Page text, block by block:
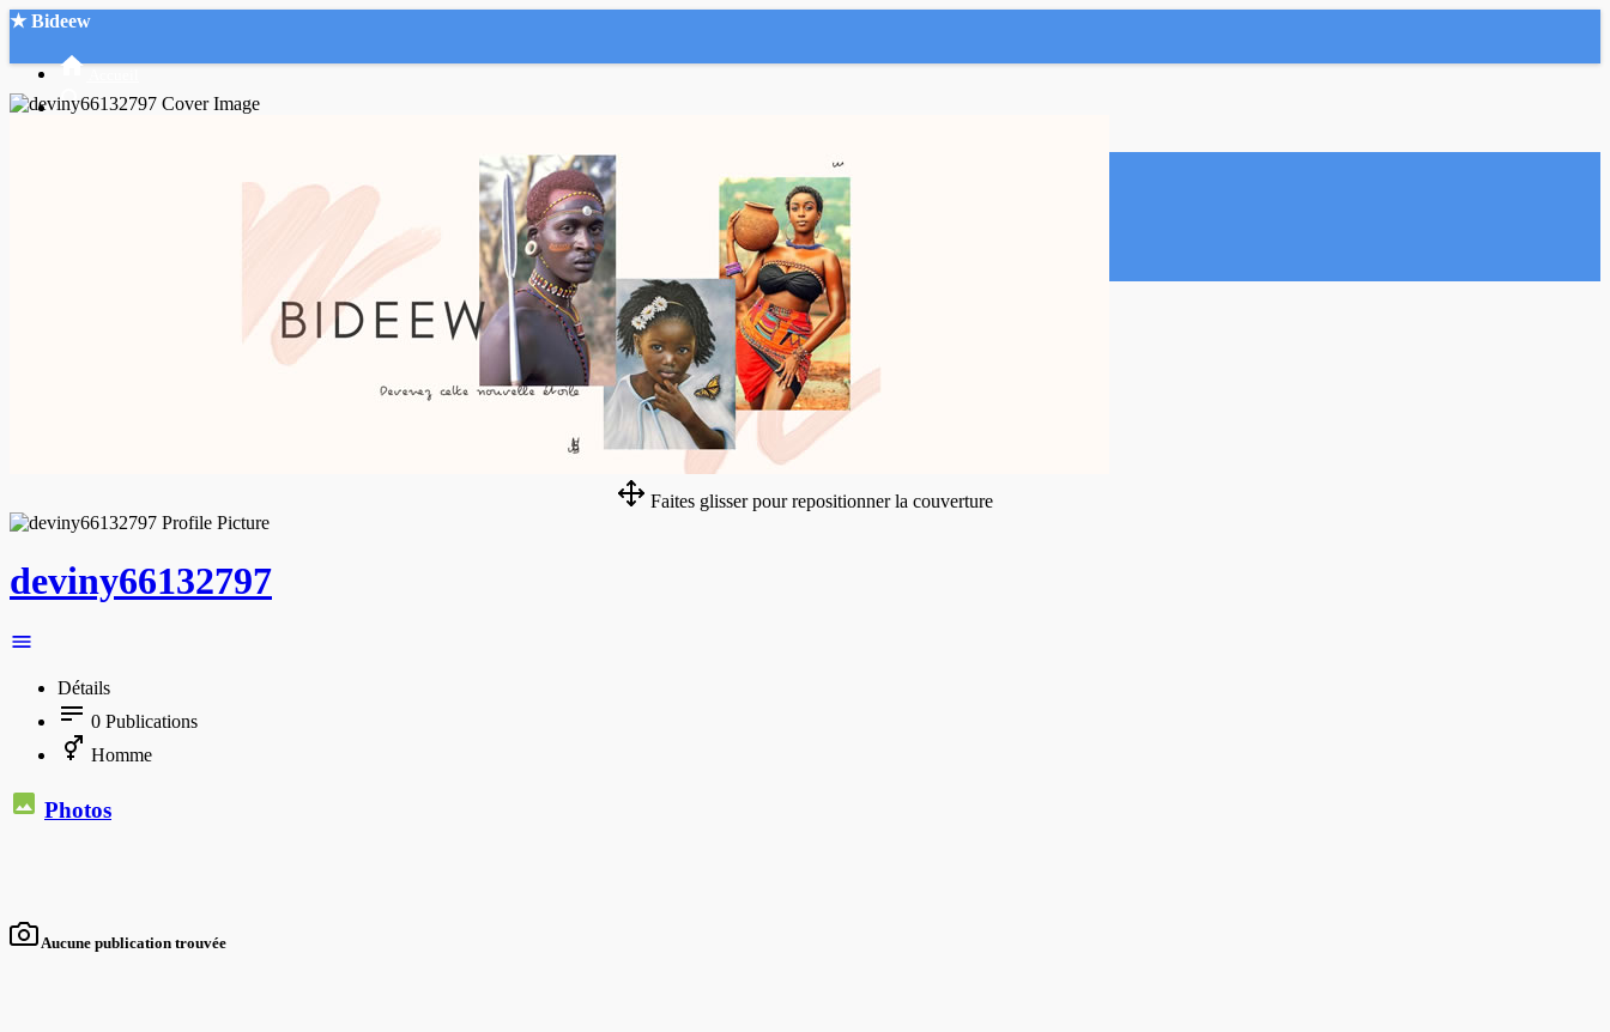
★ Bideew
Faites glisser pour repositionner la couverture
deviny66132797
Détails
0 Publications
Homme
Photos
Aucune publication trouvée